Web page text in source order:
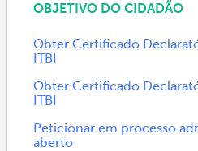
OBJETIVO DO CIDADÃO
Obter Certificado
ITBI
Obter Certificado
ITBI
Peticionar em processo
aberto